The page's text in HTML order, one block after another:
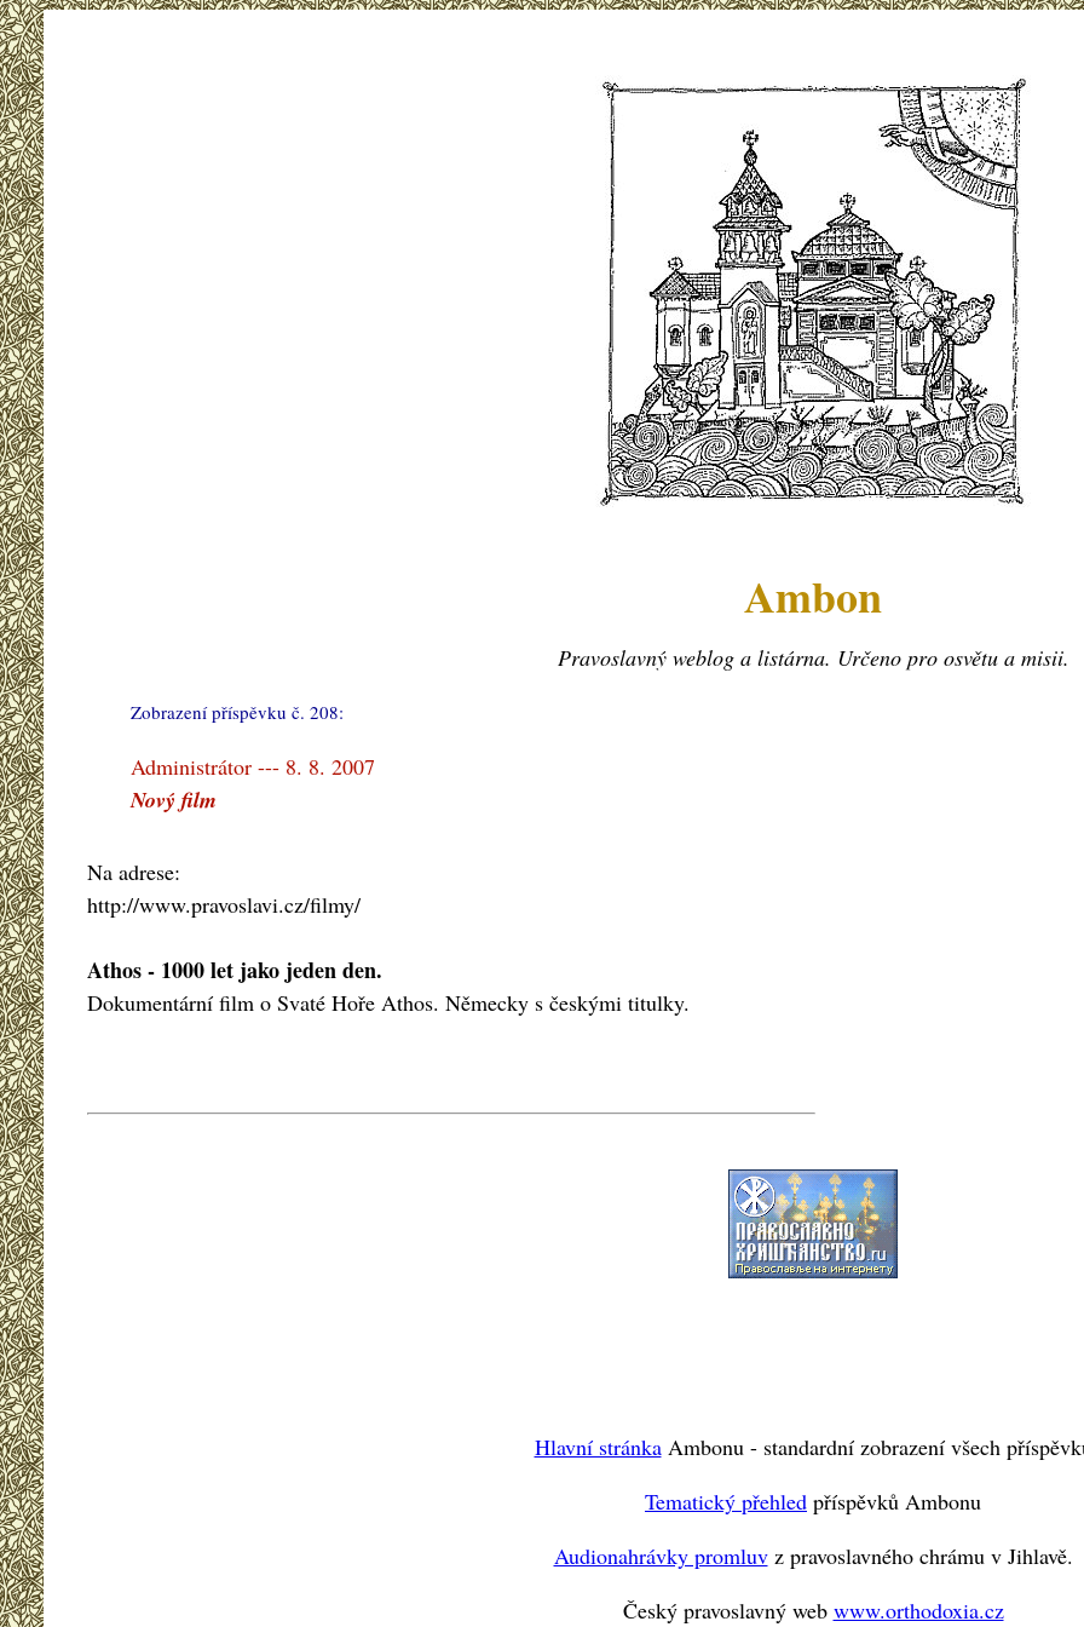
Ambon
Pravoslavný weblog a listárna. Určeno pro osvětu a misii.
Zobrazení příspěvku č. 208:
Administrátor --- 8. 8. 2007
Nový film
Na adrese:
http://www.pravoslavi.cz/filmy/
Athos - 1000 let jako jeden den.
Dokumentární film o Svaté Hoře Athos. Německy s českými titulky.
Hlavní stránkaAmbonu - standardní zobrazení všech
Tematický přehled příspěvků Ambonu
Audionahrávky promluvz pravoslavného chrámu v Jihlavě.
Český pravoslavný web www.orthodoxia.cz